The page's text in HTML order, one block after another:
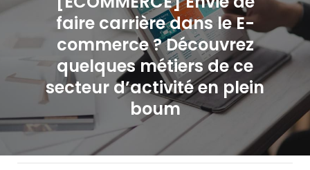
o
d
l
’
faire carrière dans le E-
commerce ? Découvrez
quelques métiers de ce
secteur d’activité en plein
boum